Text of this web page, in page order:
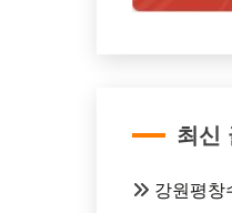
최신
강원평창